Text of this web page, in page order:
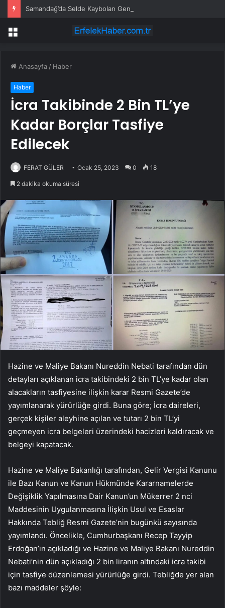
Samandağ’da Selde Kaybolan Genç Bulundu
Menü
Anasayfa / Haber
Haber
İcra Takibinde 2 Bin TL’ye
Kadar Borçlar Tasfiye
Edilecek
FERAT GÜLER Ocak 25, 2023 0 18
2 dakika okuma süresi
Hazine ve Maliye Bakanı Nureddin Nebati tarafından dün
detayları açıklanan icra takibindeki 2 bin TL’ye kadar olan
alacakların tasfiyesine ilişkin karar Resmi Gazete’de
yayımlanarak yürürlüğe girdi. Buna göre; İcra daireleri,
gerçek kişiler aleyhine açılan ve tutarı 2 bin TL’yi
geçmeyen icra belgeleri üzerindeki hacizleri kaldıracak ve
belgeyi kapatacak.
Hazine ve Maliye Bakanlığı tarafından, Gelir Vergisi Kanunu
ile Bazı Kanun ve Kanun Hükmünde Kararnamelerde
Değişiklik Yapılmasına Dair Kanun’un Mükerrer 2 nci
Maddesinin Uygulanmasına İlişkin Usul ve Esaslar
Hakkında Tebliğ Resmi Gazete’nin bugünkü sayısında
yayımlandı. Öncelikle, Cumhurbaşkanı Recep Tayyip
Erdoğan’ın açıkladığı ve Hazine ve Maliye Bakanı Nureddin
Nebati’nin dün açıkladığı 2 bin liranın altındaki icra takibi
için tasfiye düzenlemesi yürürlüğe girdi. Tebliğde yer alan
bazı maddeler şöyle: